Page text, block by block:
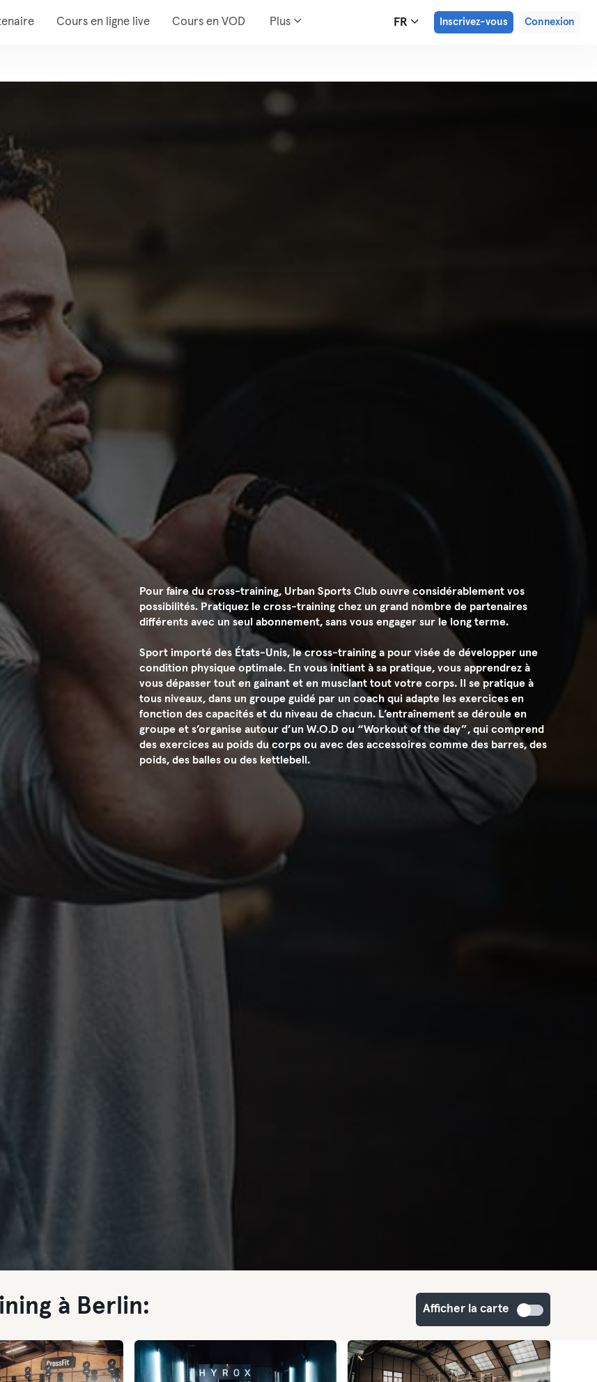
Cours en ligne live Cours en VOD Plus FR Inscrivez-vous Connexion
Pour faire du cross-training, Urban Sports Club ouvre considérablement vos
possibilités. Pratiquez le cross-training chez un grand nombre de partenaires
différents avec un seul abonnement, sans vous engager sur le long terme.
Sport importé des États-Unis, le cross-training a pour visée de développer une
condition physique optimale. En vous initiant à sa pratique, vous apprendrez à
vous dépasser tout en gainant et en musclant tout votre corps. Il se pratique à
tous niveaux, dans un groupe guidé par un coach qui adapte les exercices en
fonction des capacités et du niveau de chacun. L’entraînement se déroule en
groupe et s’organise autour d’un W.O.D ou “Workout of the day”, qui comprend
des exercices au poids du corps ou avec des accessoires comme des barres, des
poids, des balles ou des kettlebell.
à Berlin: Afficher la carte